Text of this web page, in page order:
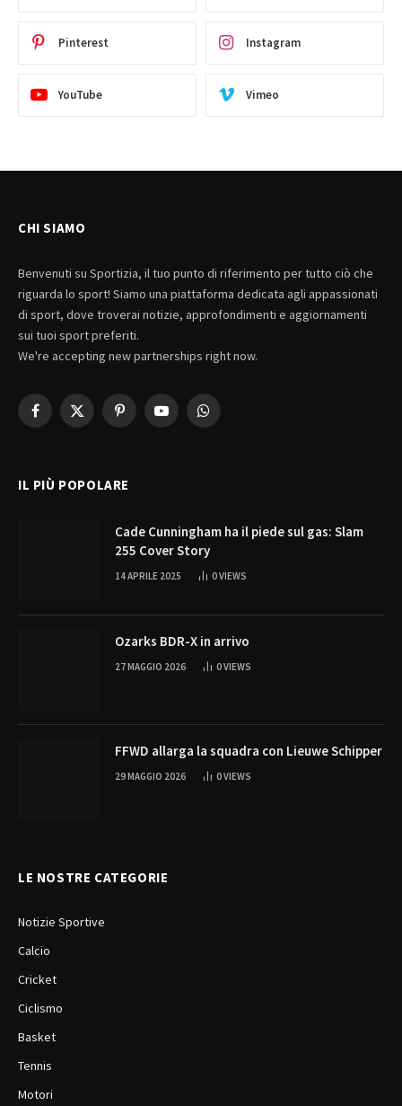
Pinterest Instagram
YouTube Vimeo
CHI SIAMO
Benvenuti su Sportizia, il tuo punto di riferimento per tutto ciò che
riguarda lo sport! Siamo una piattaforma dedicata agli appassionati
di sport, dove troverai notizie, approfondimenti e aggiornamenti
sui tuoi sport preferiti.
We're accepting new partnerships right now.
Facebook
X
PinterestYouTubeWhatsApp
IL PIÙ POPOLARE
Cade Cunningham ha il piede sul gas: Slam
255 Cover Story
14 APRILE 2025 0VIEWS
Ozarks BDR-X in arrivo
27 MAGGIO 2026 0VIEWS
FFWD allarga la squadra con Lieuwe Schipper
29 MAGGIO 2026 0VIEWS
LE NOSTRE CATEGORIE
Notizie Sportive
Calcio
Cricket
Ciclismo
Basket
Tennis
Motori